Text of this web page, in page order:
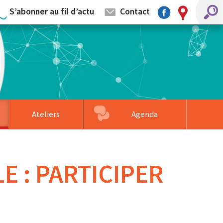
S’abonner au fil d’actu Contact
Ateliers Agenda
: PARTICIPER